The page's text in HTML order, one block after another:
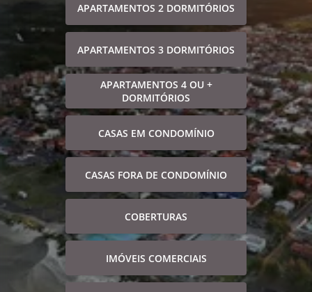
APARTAMENTOS 2 DORMITÓRIOS
APARTAMENTOS 3 DORMITÓRIOS
APARTAMENTOS 4 OU +
DORMITÓRIOS
CASAS EM CONDOMÍNIO
CASAS FORA DE CONDOMÍNIO
COBERTURAS
IMÓVEIS COMERCIAIS